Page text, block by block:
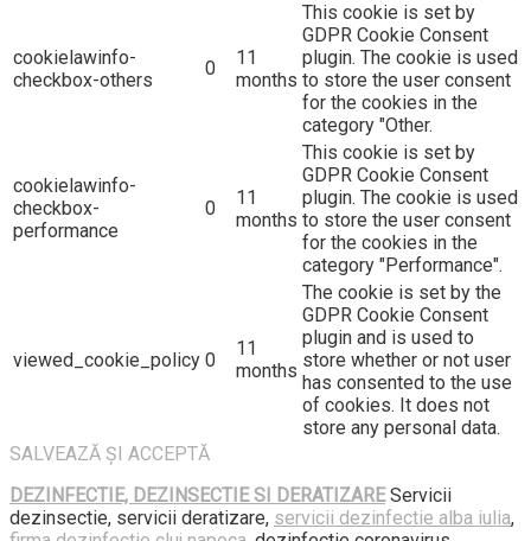
cookielawinfo-
checkbox-others
0
11
months
This cookie is set by
GDPR Cookie Consent
plugin. The cookie is used
to store the user consent
for the cookies in the
category "Other.
cookielawinfo-
checkbox-
performance
0
11
months
This cookie is set by
GDPR Cookie Consent
plugin. The cookie is used
to store the user consent
for the cookies in the
category "Performance".
viewed_cookie_policy 0
11
months
The cookie is set by the
GDPR Cookie Consent
plugin and is used to
store whether or not user
has consented to the use
of cookies. It does not
store any personal data.
SALVEAZĂ ȘI ACCEPTĂ
DEZINFECTIE, DEZINSECTIE SI DERATIZAREServicii
dezinsectie, servicii deratizare, servicii dezinfectie alba iulia,